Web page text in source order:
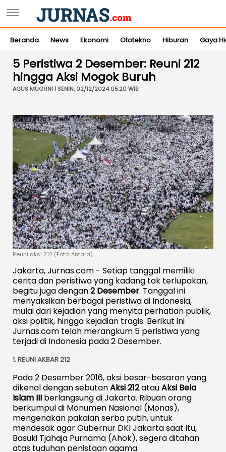
Beranda News Ekonomi Ototekno Hiburan Gaya
5 Peristiwa 2 Desember: Reuni 212
hingga Aksi Mogok Buruh
AGUS MUGHNI | SENIN, 02/12/2024 05:20 WIB
Reuni aksi 212 (Foto: Antara)
Jakarta, Jurnas.com - Setiap tanggal memiliki
cerita dan peristiwa yang kadang tak terlupakan,
begitu juga dengan2 Desember. Tanggal ini
menyaksikan berbagai peristiwa di Indonesia,
mulai dari kejadian yang menyita perhatian publik,
aksi politik, hingga kejadian tragis. Berikut ini
Jurnas.com telah merangkum 5 peristiwa yang
terjadi di Indonesia pada 2 Desember.
1.REUNI AKBAR 212
Pada 2 Desember 2016, aksi besar-besaran yang
dikenal dengan sebutanAksi 212atauAksi Bela
Islam III berlangsung di Jakarta. Ribuan orang
berkumpul di Monumen Nasional (Monas),
mengenakan pakaian serba putih, untuk
mendesak agar Gubernur DKI Jakarta saat itu,
Basuki Tjahaja Purnama (Ahok), segera ditahan
atas tuduhan penistaan agama.